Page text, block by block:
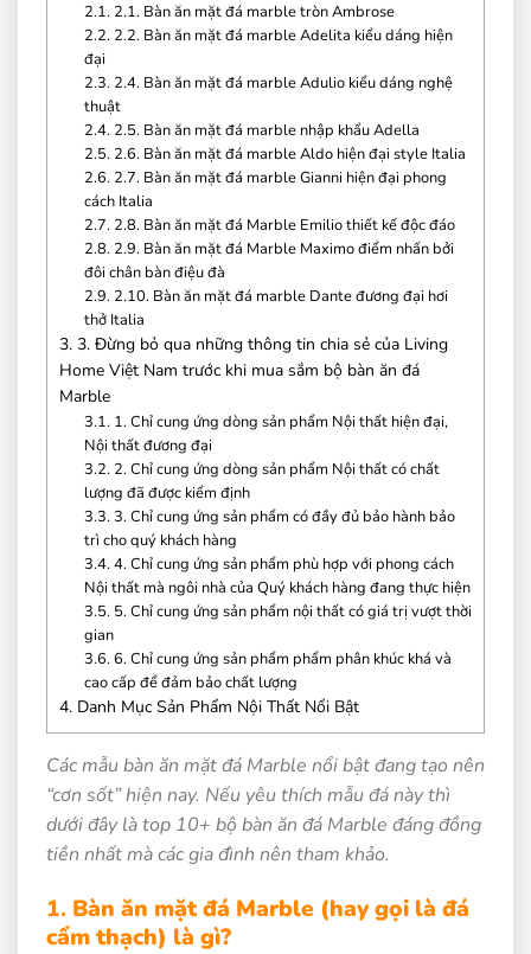
2.1. 2.1. Bàn ăn mặt đá marble tròn Ambrose
2.2. 2.2. Bàn ăn mặt đá marble Adelita kiểu dáng hiện
đại
2.3. 2.4. Bàn ăn mặt đá marble Adulio kiểu dáng nghệ
thuật
2.4. 2.5. Bàn ăn mặt đá marble nhập khẩu Adella
2.5. 2.6. Bàn ăn mặt đá marble Aldo hiện đại style Italia
2.6. 2.7. Bàn ăn mặt đá marble Gianni hiện đại phong
cách Italia
2.7. 2.8. Bàn ăn mặt đá Marble Emilio thiết kế độc đáo
2.8. 2.9. Bàn ăn mặt đá Marble Maximo điểm nhấn bởi
đôi chân bàn điệu đà
2.9. 2.10. Bàn ăn mặt đá marble Dante đương đại hơi
thở Italia
3. 3. Đừng bỏ qua những thông tin chia sẻ của Living
Home Việt Nam trước khi mua sắm bộ bàn ăn đá
Marble
3.1. 1. Chỉ cung ứng dòng sản phẩm Nội thất hiện đại,
Nội thất đương đại
3.2. 2. Chỉ cung ứng dòng sản phẩm Nội thất có chất
lượng đã được kiểm định
3.3. 3. Chỉ cung ứng sản phẩm có đầy đủ bảo hành bảo
trì cho quý khách hàng
3.4. 4. Chỉ cung ứng sản phẩm phù hợp với phong cách
Nội thất mà ngôi nhà của Quý khách hàng đang thực hiện
3.5. 5. Chỉ cung ứng sản phẩm nội thất có giá trị vượt thời
gian
3.6. 6. Chỉ cung ứng sản phẩm phẩm phân khúc khá và
cao cấp để đảm bảo chất lượng
4. Danh Mục Sản Phẩm Nội Thất Nổi Bật
Các mẫu bàn ăn mặt đá Marble nổi bật đang tạo nên
“cơn sốt” hiện nay. Nếu yêu thích mẫu đá này thì
dưới đây là top 10+ bộ bàn ăn đá Marble đáng đồng
tiền nhất mà các gia đình nên tham khảo.
1. Bàn ăn mặt đá Marble (hay gọi là đá
cẩm thạch) là gì?